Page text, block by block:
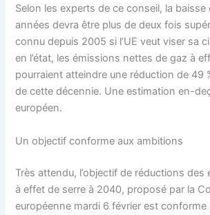
Selon les experts de ce conseil, la
années devra être plus de deux fois
connu depuis 2005 si l’UE veut viser sa
en l’état, les émissions nettes de gaz à
pourraient atteindre une réduction de 49
de cette décennie. Une estimation en-
européen.
Un objectif conforme aux ambitions
Très attendu, l’objectif de réductions des
à effet de serre à 2040, proposé par la
européenne mardi 6 février est